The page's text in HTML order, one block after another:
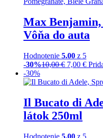
Max
Vôňa do auta
Hodnotenie 5.00 z 5
-30%10,00€ 7,00 €
-30%
Il Bucato di
látok 250ml
Hodnotenie 5.00 z 5